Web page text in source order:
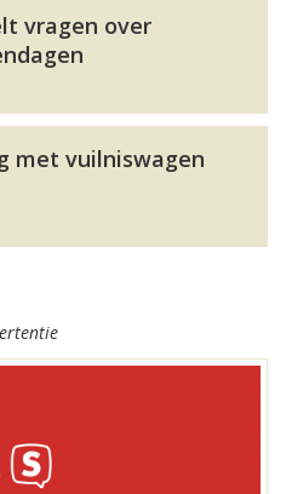
vragen over
met vuilniswagen